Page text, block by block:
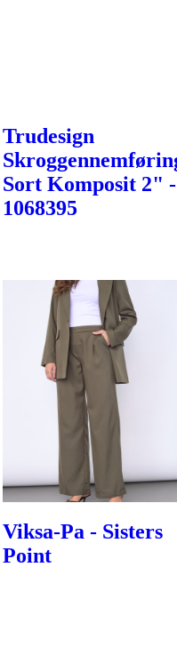
Trudesign
Sort Komposit 2" -
1068395
Viksa-Pa - Sisters
Point